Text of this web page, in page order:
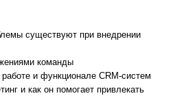
существуют при внедрении
команды
работе и функционале CRM-систем
и как он помогает привлекать